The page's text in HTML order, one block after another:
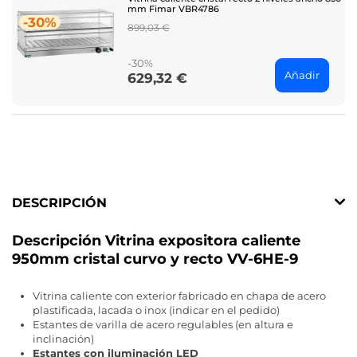
-30%
mm Fimar VBR4786
Regular
899,03 €
-30%
Price
629,32 € Añadir
DESCRIPCIÓN
Descripción Vitrina expositora caliente
950mm cristal curvo y recto VV-6HE-9
Vitrina caliente con exterior fabricado en chapa de acero
plastificada, lacada o inox (indicar en el pedido)
Estantes de varilla de acero regulables (en altura e
inclinación)
Estantes con iluminación LED